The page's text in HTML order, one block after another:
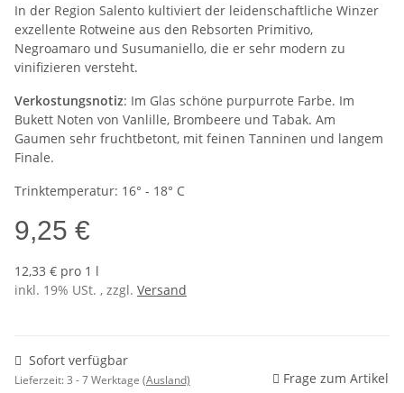
In der Region Salento kultiviert der leidenschaftliche Winzer
exzellente Rotweine aus den Rebsorten Primitivo,
Negroamaro und Susumaniello, die er sehr modern zu
vinifizieren versteht.
Verkostungsnotiz: Im Glas schöne purpurrote Farbe. Im
Bukett Noten von Vanlille, Brombeere und Tabak. Am
Gaumen sehr fruchtbetont, mit feinen Tanninen und langem
Finale.
Trinktemperatur: 16° - 18° C
9,25 €
12,33 € pro 1 l
inkl. 19% USt. , zzgl. Versand
Sofort verfügbar
Lieferzeit:3 - 7 Werktage (Ausland) Frage zum Artikel